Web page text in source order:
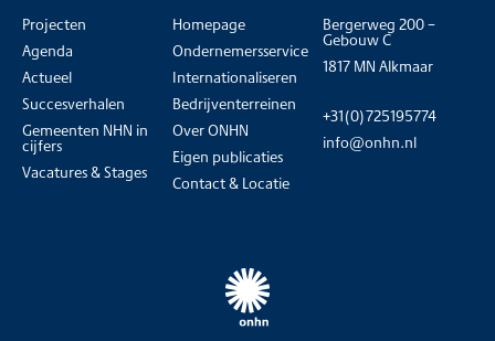
Projecten
Agenda
Actueel
Succesverhalen
Gemeenten NHN in
cijfers
Vacatures & Stages
Homepage
Ondernemersservice
Internationaliseren
Bedrijventerreinen
Over ONHN
Eigen publicaties
Contact & Locatie
Bergerweg 200 –
Gebouw C
1817 MN Alkmaar
+31(0)725195774
info@onhn.nl